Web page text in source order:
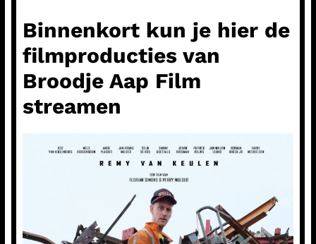
Binnenkort kun je hier de
filmproducties van
Broodje Aap Film
streamen